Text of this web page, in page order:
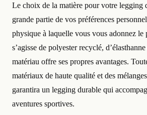
Le choix de la matière pour votre legging
grande partie de vos préférences
physique à laquelle vous vous adonnez le
s’agisse de polyester recyclé,
matériau offre ses propres avantages.
matériaux de haute qualité et des
garantira un legging durable qui
aventures sportives.